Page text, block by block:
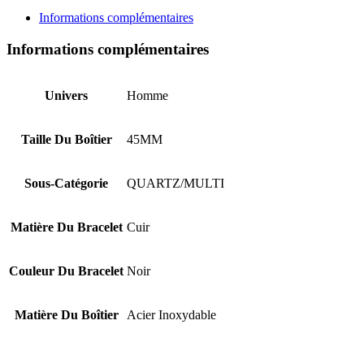
Informations complémentaires
Informations complémentaires
Univers Homme
Taille Du Boîtier 45MM
Sous-Catégorie QUARTZ/MULTI
Matière Du Bracelet Cuir
Couleur Du Bracelet Noir
Matière Du Boîtier Acier Inoxydable